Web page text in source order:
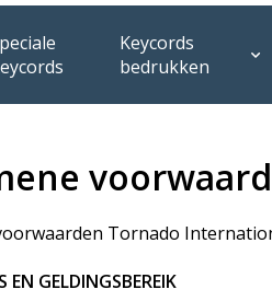
Keycords
bedrukken
Tornado
EN GELDINGSBEREIK